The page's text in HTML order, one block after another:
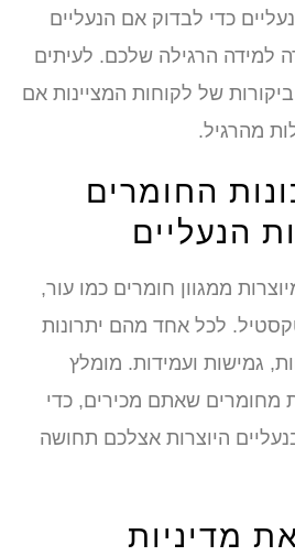
כדי לבדוק אם הנעליים
למידה הרגילה שלכם. לעיתים
של לקוחות המציינות אם
מהרגיל.
החומרים
הנעליים
ממגוון חומרים כמו עור,
לכל אחד מהם יתרונות
גמישות ועמידות. מומלץ
מחומרים שאתם מכירים, כדי
היוצרות אצלכם תחושה
מדיניות